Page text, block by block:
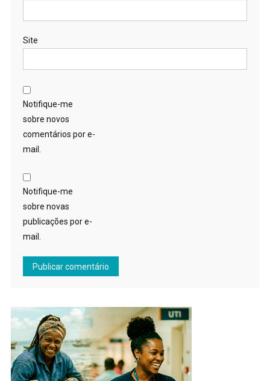
Site
Notifique-me
sobre novos
comentários por e-
mail.
Notifique-me
sobre novas
publicações por e-
mail.